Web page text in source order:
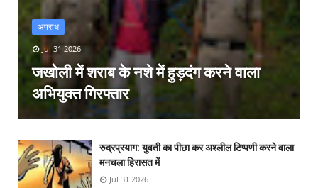
अपराध
Jul 31 2026
जखोली में शराब के नशे में हुड़दंग करने वाला
अभियुक्त गिरफ्तार
रुद्रप्रयाग: युवती का पीछा कर अश्लील टिप्पणी करने वाला
मनचला हिरासत में
Jul 31 2026